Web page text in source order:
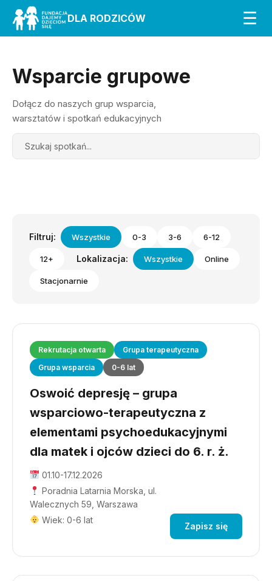
DLA RODZICÓW ☰
Wsparcie grupowe
Dołącz do naszych grup wsparcia,
warsztatów i spotkań edukacyjnych
Search
Filtruj: Wszystkie 0-3 3-6 6-12
12+ Lokalizacja: Wszystkie Online
Stacjonarnie
Rekrutacja otwarta
Grupa terapeutyczna
Grupa wsparcia
0-6 lat
Oswoić depresję – grupa
wsparciowo-terapeutyczna z
elementami psychoedukacyjnymi
dla matek i ojców dzieci do 6. r. ż.
01.10-17.12.2026
Poradnia Latarnia Morska, ul.
Walecznych 59, Warszawa
Wiek: 0-6 lat
Zapisz się